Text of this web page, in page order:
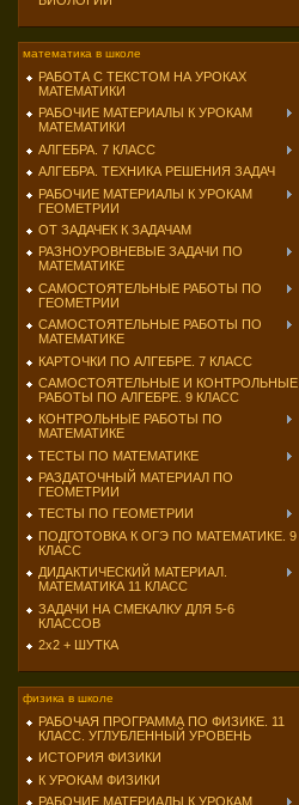
математика в школе
РАБОТА С ТЕКСТОМ НА УРОКАХ
МАТЕМАТИКИ
РАБОЧИЕ МАТЕРИАЛЫ К УРОКАМ
МАТЕМАТИКИ
АЛГЕБРА. 7 КЛАСС
АЛГЕБРА. ТЕХНИКА РЕШЕНИЯ ЗАДАЧ
РАБОЧИЕ МАТЕРИАЛЫ К УРОКАМ
ГЕОМЕТРИИ
ОТ ЗАДАЧЕК К ЗАДАЧАМ
РАЗНОУРОВНЕВЫЕ ЗАДАЧИ ПО
МАТЕМАТИКЕ
САМОСТОЯТЕЛЬНЫЕ РАБОТЫ ПО
ГЕОМЕТРИИ
САМОСТОЯТЕЛЬНЫЕ РАБОТЫ ПО
МАТЕМАТИКЕ
КАРТОЧКИ ПО АЛГЕБРЕ. 7 КЛАСС
САМОСТОЯТЕЛЬНЫЕ И КОНТРОЛЬНЫЕ
РАБОТЫ ПО АЛГЕБРЕ. 9 КЛАСС
КОНТРОЛЬНЫЕ РАБОТЫ ПО
МАТЕМАТИКЕ
ТЕСТЫ ПО МАТЕМАТИКЕ
РАЗДАТОЧНЫЙ МАТЕРИАЛ ПО
ГЕОМЕТРИИ
ТЕСТЫ ПО ГЕОМЕТРИИ
ПОДГОТОВКА К ОГЭ ПО МАТЕМАТИКЕ. 9
КЛАСС
ДИДАКТИЧЕСКИЙ МАТЕРИАЛ.
МАТЕМАТИКА 11 КЛАСС
ЗАДАЧИ НА СМЕКАЛКУ ДЛЯ 5-6
КЛАССОВ
2х2 + ШУТКА
физика в школе
РАБОЧАЯ ПРОГРАММА ПО ФИЗИКЕ. 11
КЛАСС. УГЛУБЛЕННЫЙ УРОВЕНЬ
ИСТОРИЯ ФИЗИКИ
К УРОКАМ ФИЗИКИ
РАБОЧИЕ МАТЕРИАЛЫ К УРОКАМ